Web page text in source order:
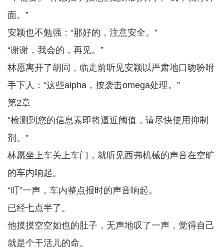
面。”
安颖也不勉强：“那好的，注意安全。”
“谢谢，我会的，再见。”
林愿离开了胡同，临走前听见安颖以严肃地口吻吩咐
手下人：“这些alpha，按袭击omega处理。”
第2章
“检测到您的信息素即将逼近阈值，请尽快使用抑制
剂。”
林愿坐上车关上车门，就听见西弗机械的声音在空旷
的车内响起。
“叮”一声，车内整点报时的声音响起。
已经七点半了。
他摸摸空空如也的肚子，无声地叹了一声，觉得自己
就是个干活儿的命。